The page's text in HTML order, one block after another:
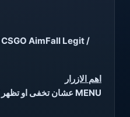
اهم الازرار
اضغط INSERT عشان تخفى او تظهر MENU